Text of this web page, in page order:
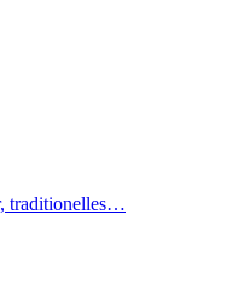
traditionelles…